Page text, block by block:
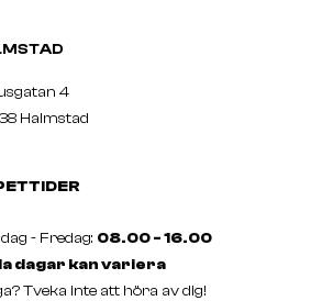
4
Halmstad
- Fredag: 08.00 - 16.00
dagar kan variera
Tveka inte att höra av dig!